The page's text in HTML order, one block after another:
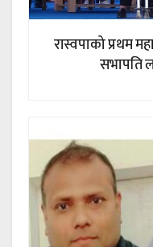
रास्वपाको प्रथम
सभापति